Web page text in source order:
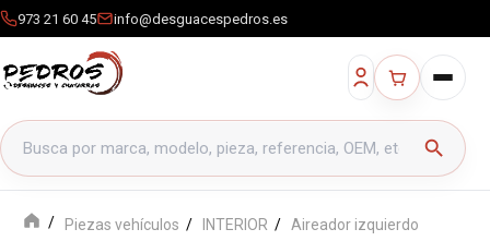
973 21 60 45 info@desguacespedros.es
Buscar productos
search
Piezas vehículos INTERIOR Aireador izquierdo